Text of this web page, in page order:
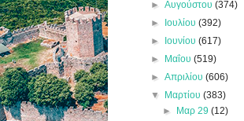
►Αυγούστου(374)
► Ιουλίου(392)
► Ιουνίου(617)
► Μαΐου(519)
►Απριλίου(606)
▼ Μαρτίου(383)
► Μαρ 29 (12)